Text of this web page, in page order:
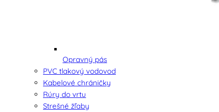
Opravný pás
PVC tlakový vodovod
Kabelové chráničky
Rúry do vrtu
Strešné žľaby